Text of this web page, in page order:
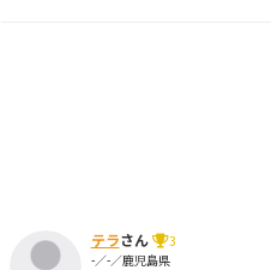
テラさん
3
-／-／鹿児島県